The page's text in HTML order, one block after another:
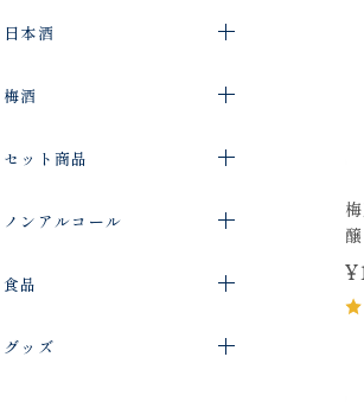
日本酒
梅酒
セット商品
ノンアルコール
食品
グッズ